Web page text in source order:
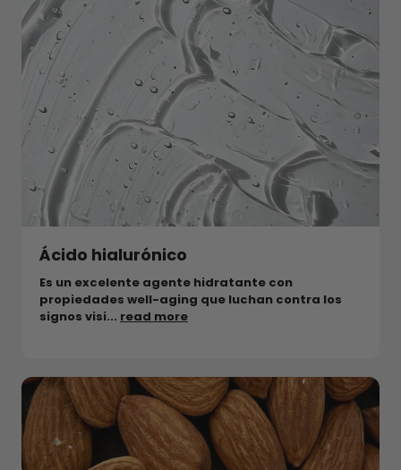
Ácido hialurónico
Es un excelente agente hidratante con
propiedades well-aging que luchan contra los
signos visi... read more